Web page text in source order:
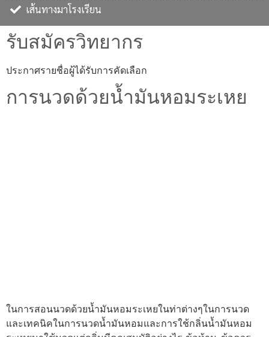
เส้นทางมาโรงเรียน
รับสมัครวิทยากร
ประกาศรายชื่อผู้ได้รับการคัดเลือก
การนวดด้วยน้ำมันหอมระเหย
ในการสอนนวดด้วยน้ำมันหอมระเหยในท่าต่างๆในการนวด
และเทคนิคในการนวดน้ำมันหอมและการใช้กลิ่นน้ำมันหอม